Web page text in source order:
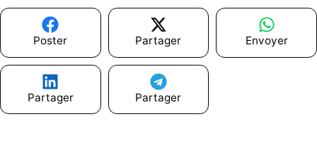
Poster Partager Envoyer
Partager Partager